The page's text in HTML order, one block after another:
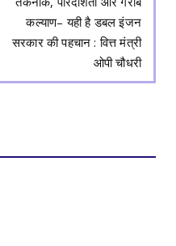
कल्याण– यही है डबल इंजन
सरकार की पहचान : वित्त मंत्री
ओपी चौधरी